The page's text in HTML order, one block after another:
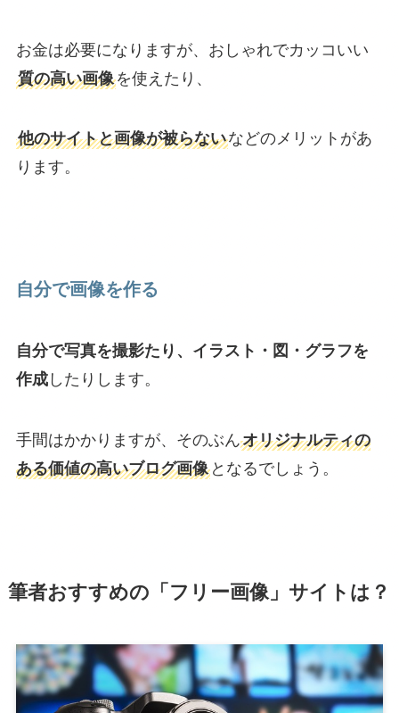
お金は必要になりますが、おしゃれでカッコいい
質の高い画像を使えたり、
他のサイトと画像が被らないなどのメリットがあ
ります。
自分で画像を作る
自分で写真を撮影たり、イラスト・図・グラフを
作成したりします。
手間はかかりますが、そのぶんオリジナルティの
ある価値の高いブログ画像となるでしょう。
筆者おすすめの「フリー画像」サイトは？